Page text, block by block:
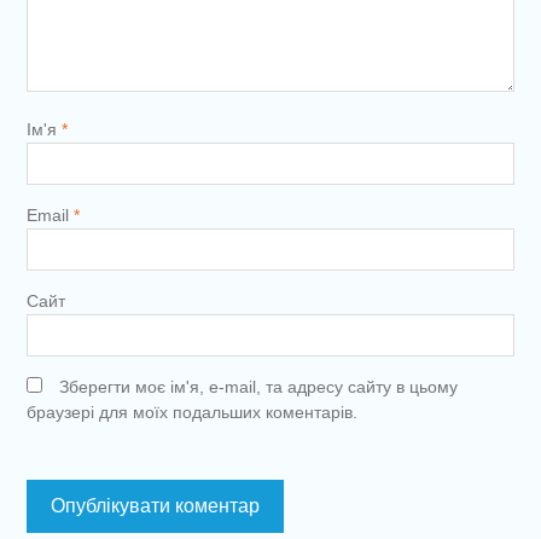
Ім'я *
Email *
Сайт
Зберегти моє ім'я, e-mail, та адресу сайту в цьому
браузері для моїх подальших коментарів.